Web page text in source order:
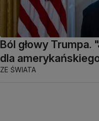
Ból głowy Trumpa.
dla
ZE ŚWIATA